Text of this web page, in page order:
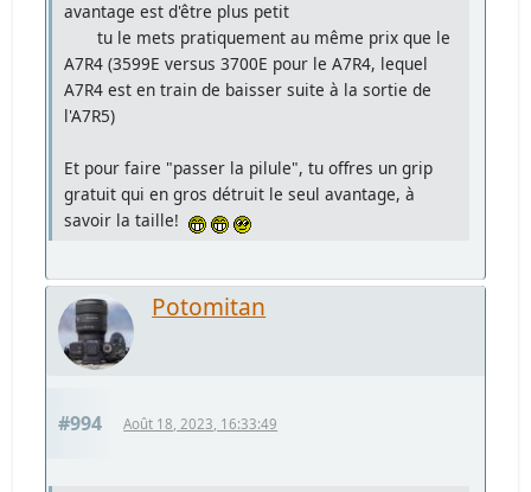
avantage est d'être plus petit
tu le mets pratiquement au même prix que le
A7R4 (3599E versus 3700E pour le A7R4, lequel
A7R4 est en train de baisser suite à la sortie de
l'A7R5)
Et pour faire "passer la pilule", tu offres un grip
gratuit qui en gros détruit le seul avantage, à
savoir la taille!
Potomitan
#994 Août 18, 2023, 16:33:49